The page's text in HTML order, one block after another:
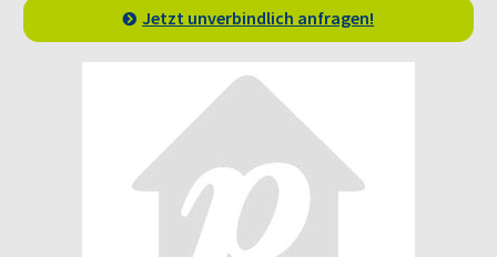
Jetzt unverbindlich anfragen!